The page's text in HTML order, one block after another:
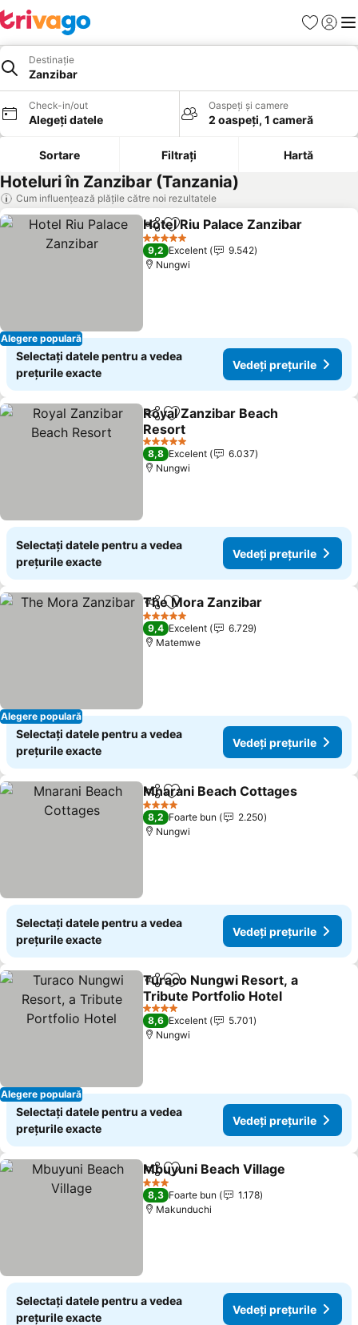
Favorite
Destinație
Zanzibar
Check-in/out
Alegeți datele
Oaspeți și camere
2 oaspeți, 1 cameră
Sortare Filtrați Hartă
Hoteluri în Zanzibar (Tanzania)
Cum influențează plățile către noi rezultatele
Alegere populară
DistribuițiAdăugaţi la favorite
Hotel Riu Palace Zanzibar
5 Stele
9,2 Excelent
9.542
Nungwi
Selectați datele pentru a vedea
prețurile exacte
Vedeți prețurile
DistribuițiAdăugaţi la favorite
Royal Zanzibar Beach
Resort
5 Stele
8,8 Excelent
6.037
Nungwi
Selectați datele pentru a vedea
prețurile exacte
Vedeți prețurile
Alegere populară
DistribuițiAdăugaţi la favorite
The Mora Zanzibar
5 Stele
9,4 Excelent
6.729
Matemwe
Selectați datele pentru a vedea
prețurile exacte
Vedeți prețurile
DistribuițiAdăugaţi la favorite
Mnarani Beach Cottages
4 Stele
8,2 Foarte bun
2.250
Nungwi
Selectați datele pentru a vedea
prețurile exacte
Vedeți prețurile
Alegere populară
DistribuițiAdăugaţi la favorite
Turaco Nungwi Resort, a
Tribute Portfolio Hotel
4 Stele
8,6 Excelent
5.701
Nungwi
Selectați datele pentru a vedea
prețurile exacte
Vedeți prețurile
DistribuițiAdăugaţi la favorite
Mbuyuni Beach Village
3 Stele
8,3 Foarte bun
1.178
Makunduchi
Selectați datele pentru a vedea
prețurile exacte
Vedeți prețurile